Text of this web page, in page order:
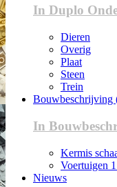
In Duplo
Dieren
Overig
Plaat
Steen
Trein
Bouwbeschrijving
In
Kermis
Voertuigen
Nieuws